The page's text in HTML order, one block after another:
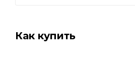
Как купить